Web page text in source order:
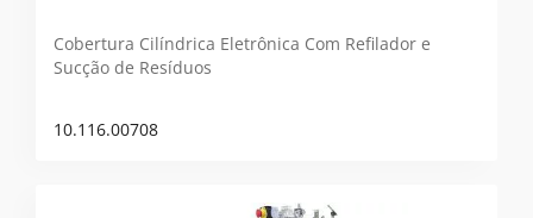
Cobertura Cilíndrica Eletrônica Com Refilador e
Sucção de Resíduos
10.116.00708